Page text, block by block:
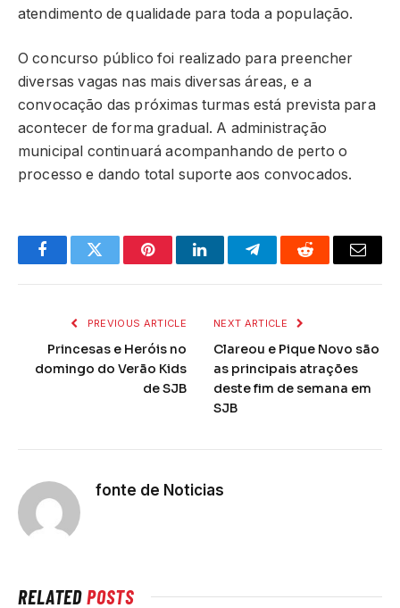
atendimento de qualidade para toda a população.
O concurso público foi realizado para preencher
diversas vagas nas mais diversas áreas, e a
convocação das próximas turmas está prevista para
acontecer de forma gradual. A administração
municipal continuará acompanhando de perto o
processo e dando total suporte aos convocados.
FacebookTwitter PinterestLinkedInTelegramReddit Email
PREVIOUS ARTICLE
Princesas e Heróis no
domingo do Verão Kids
de SJB
NEXT ARTICLE
Clareou e Pique Novo são
as principais atrações
deste fim de semana em
SJB
fonte de Noticias
RELATEDPOSTS